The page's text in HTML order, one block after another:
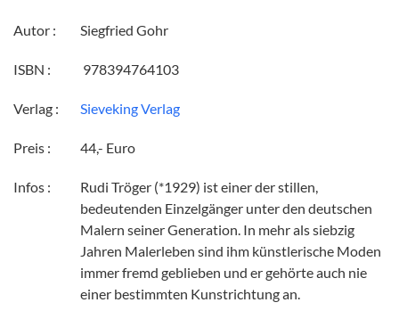
Autor : Siegfried Gohr
ISBN : ‎ 978394764103
Verlag : Sieveking Verlag
Preis : 44,- Euro
Infos :
Rudi Tröger (*1929) ist einer der stillen,
bedeutenden Einzelgänger unter den deutschen
Malern seiner Generation. In mehr als siebzig
Jahren Malerleben sind ihm künstlerische Moden
immer fremd geblieben und er gehörte auch nie
einer bestimmten Kunstrichtung an.